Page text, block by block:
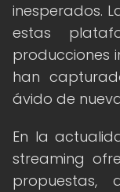
inesperados.
estas
producciones
han
ávido de
En la
streaming
propuestas,